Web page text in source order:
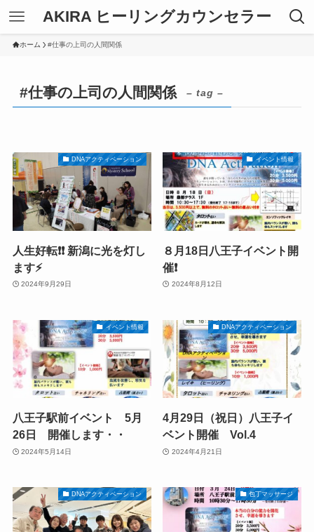
AKIRA ヒーリングカウンセラー
ホーム #仕事の上司の人間関係
#仕事の上司の人間関係 – tag –
DNAアクティベーション
人生好転❗️❗️ 新潟に光を灯し
ます⚡️
2024年9月29日
イベント情報
８月18日八王子イベント開
催❗️
2024年8月12日
イベント情報
八王子駅前イベント 5月
26日 開催します・・
2024年5月14日
DNAアクティベーション
4月29日（祝日）八王子イ
ベント開催 Vol.4
2024年4月21日
DNAアクティベーション 包丁マッサージ